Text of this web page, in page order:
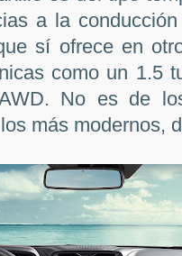
a la
sí ofrece en
como un 1.5
No es de
más modernos,